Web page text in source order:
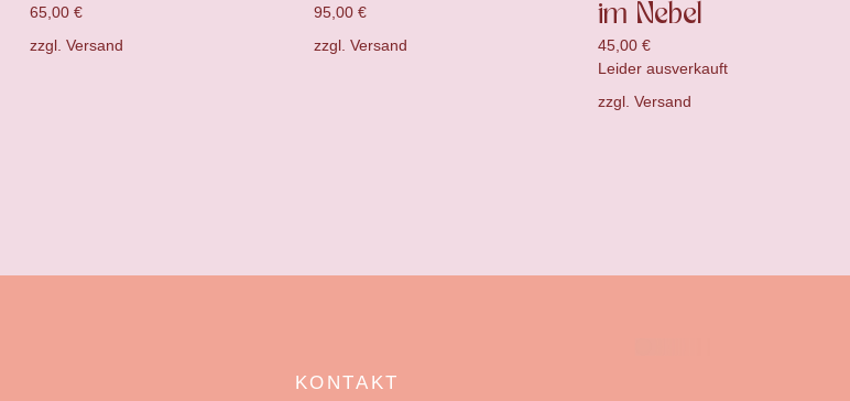
65,00 €
zzgl. Versand
95,00 €
zzgl. Versand
im Nebel
45,00 €
Leider ausverkauft
zzgl. Versand
KONTAKT